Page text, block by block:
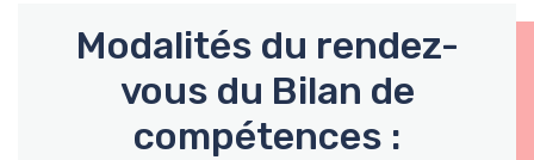
Modalités du rendez-
vous du Bilan de
compétences :